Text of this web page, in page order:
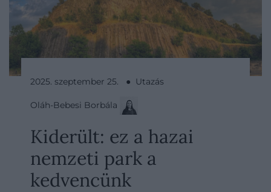
2025. szeptember 25. ● Utazás
Oláh-Bebesi Borbála
Kiderült: ez a hazai
nemzeti park a
kedvencünk